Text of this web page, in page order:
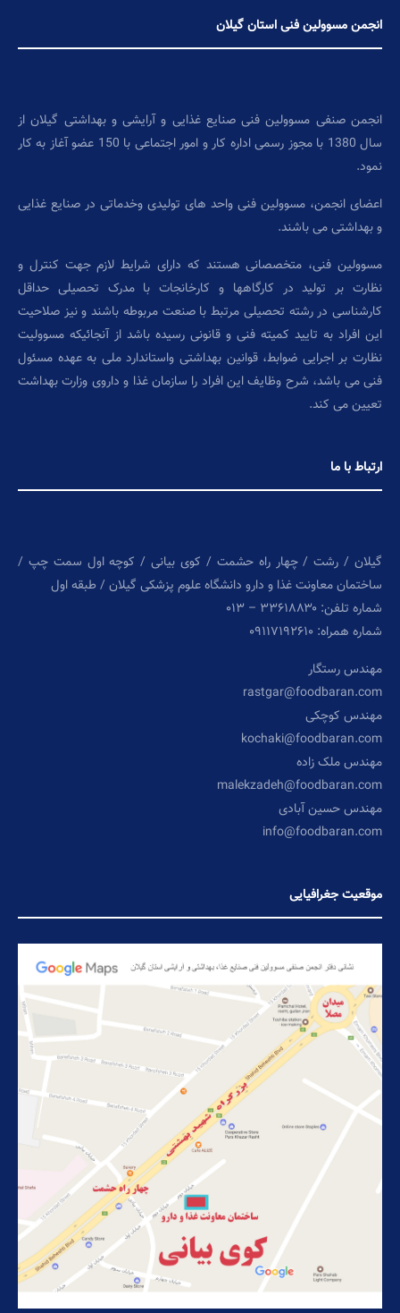
انجمن مسوولین فنی استان گیلان
انجمن صنفی مسوولین فنی صنایع غذایی و آرایشی و بهداشتی گیلان از
سال 1380 با مجوز رسمی اداره کار و امور اجتماعی با 150 عضو آغاز به کار
نمود.
اعضای انجمن، مسوولین فنی واحد های تولیدی وخدماتی در صنایع غذایی
و بهداشتی می باشند.
مسوولین فنی، متخصصانی هستند که دارای شرایط لازم جهت کنترل و
نظارت بر تولید در کارگاهها و کارخانجات با مدرک تحصیلی حداقل
کارشناسی در رشته تحصیلی مرتبط با صنعت مربوطه باشند و نیز صلاحیت
این افراد به تایید کمیته فنی و قانونی رسیده باشد از آنجائیکه مسوولیت
نظارت بر اجرایی ضوابط، قوانین بهداشتی واستاندارد ملی به عهده مسئول
فنی می باشد، شرح وظایف این افراد را سازمان غذا و داروی وزارت بهداشت
تعیین می کند.
ارتباط با ما
گیلان / رشت / چهار راه حشمت / کوی بیانی / کوچه اول سمت چپ /
ساختمان معاونت غذا و دارو دانشگاه علوم پزشکی گیلان / طبقه اول
شماره تلفن: ۳۳۶۱۸۸۳۰ – ۰۱۳
شماره همراه: ۰۹۱۱۷۱۹۲۶۱۰
مهندس رستگار
rastgar@foodbaran.com
مهندس کوچکی
kochaki@foodbaran.com
مهندس ملک زاده
malekzadeh@foodbaran.com
مهندس حسین آبادی
info@foodbaran.com
موقعیت جغرافیایی